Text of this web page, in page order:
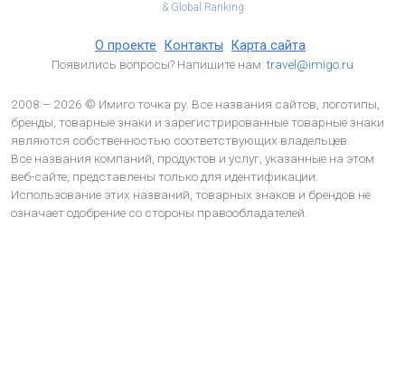
& Global Ranking
О проекте Контакты Карта сайта
Появились вопросы? Напишите нам:travel@imigo.ru
2008 – 2026 © Имиго точка ру. Все названия сайтов, логотипы,
бренды, товарные знаки и зарегистрированные товарные знаки
являются собственностью соответствующих владельцев.
Все названия компаний, продуктов и услуг, указанные на этом
веб-сайте, представлены только для идентификации.
Использование этих названий, товарных знаков и брендов не
означает одобрение со стороны правообладателей.